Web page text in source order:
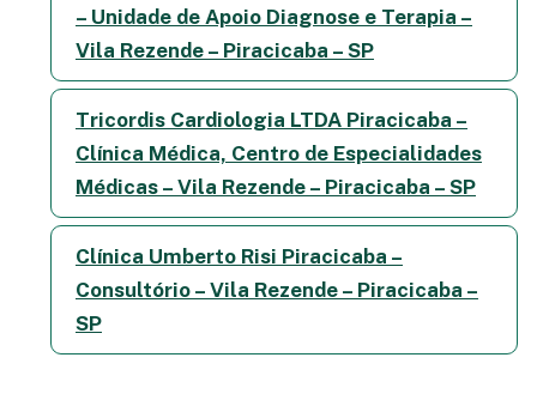
– Unidade de Apoio Diagnose e Terapia –
Vila Rezende – Piracicaba – SP
Tricordis Cardiologia LTDA Piracicaba –
Clínica Médica, Centro de Especialidades
Médicas – Vila Rezende – Piracicaba – SP
Clínica Umberto Risi Piracicaba –
Consultório – Vila Rezende – Piracicaba –
SP